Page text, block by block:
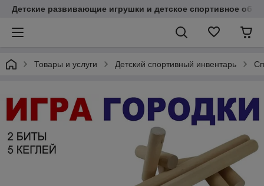
Детские развивающие игрушки и детское спортивное
Товары и услуги Детский спортивный инвентарь